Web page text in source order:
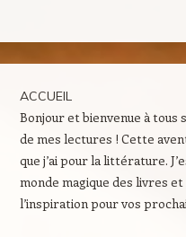
ACCUEIL
Bonjour et bienvenue à tous
de mes lectures ! Cette
que j’ai pour la littérature.
monde magique des livres
l’inspiration pour vos